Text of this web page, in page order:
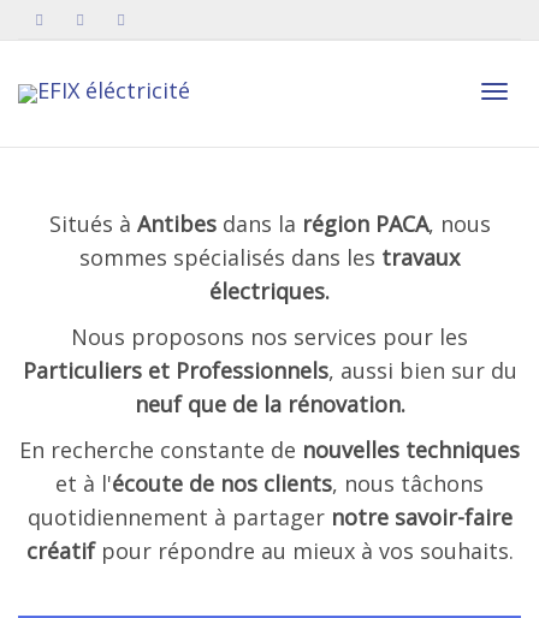
Situés à Antibesdans la région PACA, nous
sommes spécialisés dans les travaux
électriques.
Nous proposons nos services pour les
Particuliers et Professionnels, aussi bien sur du
neuf que de la rénovation.
En recherche constante de nouvelles techniques
et à l'écoute de nos clients, nous tâchons
quotidiennement à partager notre savoir-faire
créatifpour répondre au mieux à vos souhaits.